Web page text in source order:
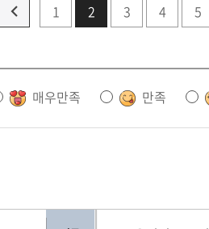
1 2 3 4 5
매우만족 만족